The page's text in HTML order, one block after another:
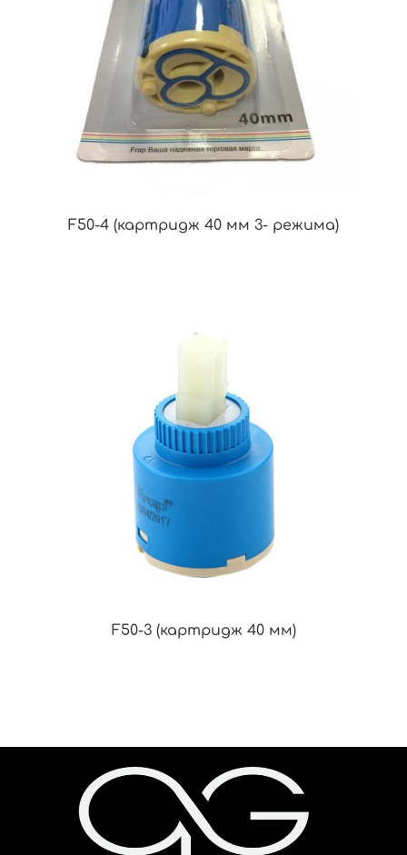
F50-4 (картридж 40 мм 3- режима)
F50-3 (картридж 40 мм)